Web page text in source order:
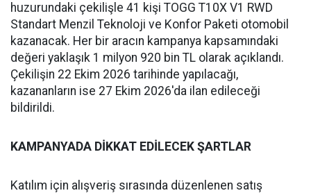
huzurundaki çekilişle 41 kişi TOGG T10X V1 RWD
Standart Menzil Teknoloji ve Konfor Paketi otomobil
kazanacak. Her bir aracın kampanya kapsamındaki
değeri yaklaşık 1 milyon 920 bin TL olarak açıklandı.
Çekilişin 22 Ekim 2026 tarihinde yapılacağı,
kazananların ise 27 Ekim 2026'da ilan edileceği
bildirildi.
KAMPANYADA DİKKAT EDİLECEK ŞARTLAR
Katılım için alışveriş sırasında düzenlenen satış